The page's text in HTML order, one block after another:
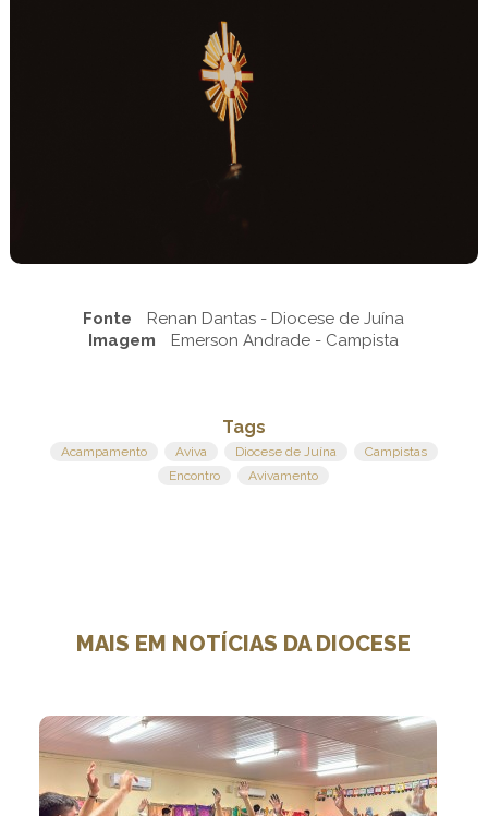
Fonte
Renan Dantas - Diocese de Juína
Imagem
Emerson Andrade - Campista
Tags
Acampamento Aviva Diocese de Juína
Campistas
Encontro
Avivamento
MAIS EM NOTÍCIAS DA DIOCESE